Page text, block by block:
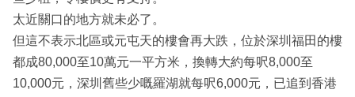
太近關口的地方就未必了。
但這不表示北區或元屯天的樓會再大跌，位於深圳福田的樓
都成80,000至10萬元一平方米，換轉大約每呎8,000至
10,000元，深圳舊些少嘅羅湖就每呎6,000元，已追到香港